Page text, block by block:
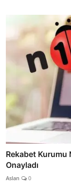
Rekabet Kurumu
Onayladı
Aslan 0